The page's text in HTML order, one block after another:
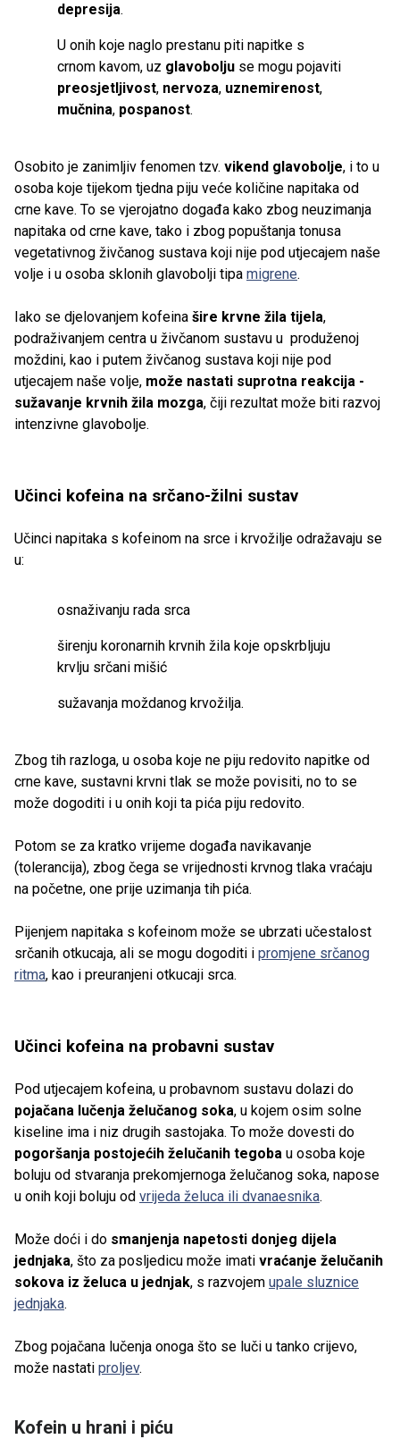
depresija.
U onih koje naglo prestanu piti napitke s
crnom kavom, uz glavobolju se mogu pojaviti
preosjetljivost, nervoza, uznemirenost,
mučnina, pospanost.
Osobito je zanimljiv fenomen tzv. vikend glavobolje, i to u
osoba koje tijekom tjedna piju veće količine napitaka od
crne kave. To se vjerojatno događa kako zbog neuzimanja
napitaka od crne kave, tako i zbog popuštanja tonusa
vegetativnog živčanog sustava koji nije pod utjecajem naše
volje i u osoba sklonih glavobolji tipa migrene.
Iako se djelovanjem kofeina šire krvne žila tijela,
podraživanjem centra u živčanom sustavu u produženoj
moždini, kao i putem živčanog sustava koji nije pod
utjecajem naše volje, može nastati suprotna reakcija -
sužavanje krvnih žila mozga, čiji rezultat može biti razvoj
intenzivne glavobolje.
Učinci kofeina na srčano-žilni sustav
Učinci napitaka s kofeinom na srce i krvožilje odražavaju se
u:
osnaživanju rada srca
širenju koronarnih krvnih žila koje opskrbljuju
krvlju srčani mišić
sužavanja moždanog krvožilja.
Zbog tih razloga, u osoba koje ne piju redovito napitke od
crne kave, sustavni krvni tlak se može povisiti, no to se
može dogoditi i u onih koji ta pića piju redovito.
Potom se za kratko vrijeme događa navikavanje
(tolerancija), zbog čega se vrijednosti krvnog tlaka vraćaju
na početne, one prije uzimanja tih pića.
Pijenjem napitaka s kofeinom može se ubrzati učestalost
srčanih otkucaja, ali se mogu dogoditi i promjene srčanog
ritma, kao i preuranjeni otkucaji srca.
Učinci kofeina na probavni sustav
Pod utjecajem kofeina, u probavnom sustavu dolazi do
pojačana lučenja želučanog soka, u kojem osim solne
kiseline ima i niz drugih sastojaka. To može dovesti do
pogoršanja postojećih želučanih tegoba u osoba koje
boluju od stvaranja prekomjernoga želučanog soka, napose
u onih koji boluju od vrijeda želuca ili dvanaesnika.
Može doći i do smanjenja napetosti donjeg dijela
jednjaka, što za posljedicu može imati vraćanje želučanih
sokova iz želuca u jednjak, s razvojem upale sluznice
jednjaka.
Zbog pojačana lučenja onoga što se luči u tanko crijevo,
može nastati proljev.
Kofein u hrani i piću